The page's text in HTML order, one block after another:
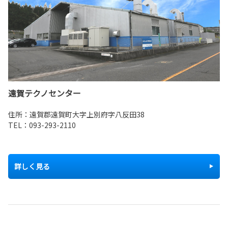
遠賀テクノセンター
住所：遠賀郡遠賀町大字上別府字八反田38
TEL：093-293-2110
詳しく見る